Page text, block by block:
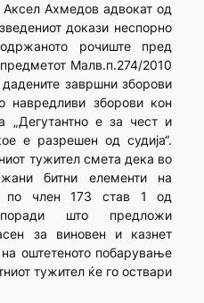
Ахмедов адвокат од
докази неспорно
рочиште пред
Малв.п.274/2010
завршни зборови
навредливи зборови кон
„Дегутантно е за чест и
е разрешен од судија“.
тужител смета дека во
битни елементи на
по член 173 став 1 од
што предложи
за виновен и казнет
оштетеното побарување
тужител ќе го оствари